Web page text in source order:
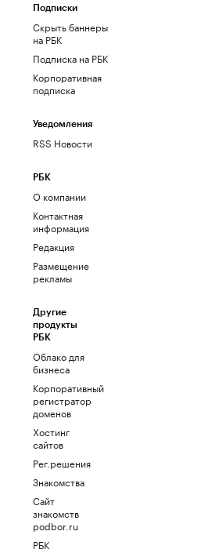
Подписки
Скрыть баннеры
на РБК
Подписка на РБК
Корпоративная
подписка
Уведомления
RSS Новости
РБК
О компании
Контактная
информация
Редакция
Размещение
рекламы
Другие
продукты
РБК
Облако для
бизнеса
Корпоративный
регистратор
доменов
Хостинг
сайтов
Рег.решения
Знакомства
Сайт
знакомств
podbor.ru
РБК